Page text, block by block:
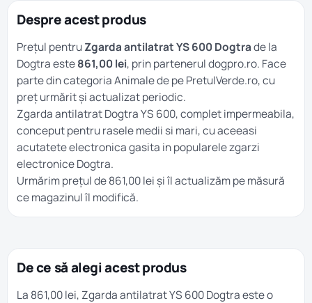
Despre acest produs
Prețul pentruZgarda antilatrat YS 600 Dogtrade la
Dogtra este861,00 lei, prin partenerul dogpro.ro. Face
parte din categoriaAnimalede pe PretulVerde.ro, cu
preț urmărit și actualizat periodic.
Zgarda antilatrat Dogtra YS 600, complet impermeabila,
conceput pentru rasele medii si mari, cu aceeasi
acutatete electronica gasita in popularele zgarzi
electronice Dogtra.
Urmărim prețul de 861,00 lei și îl actualizăm pe măsură
ce magazinul îl modifică.
De ce să alegi acest produs
La 861,00 lei, Zgarda antilatrat YS 600 Dogtra este o